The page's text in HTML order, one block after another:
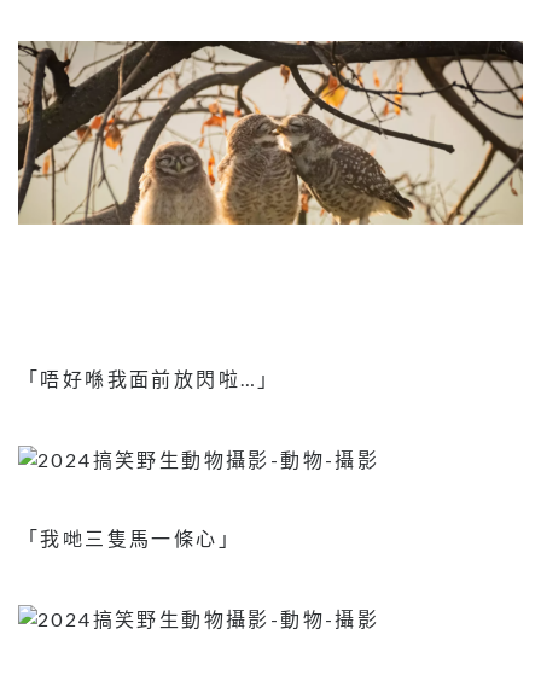
「唔好喺我面前放閃啦…」
「我哋三隻馬一條心」